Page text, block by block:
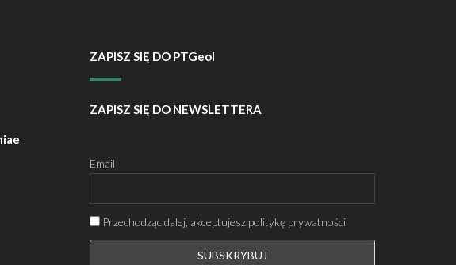
ZAPISZ SIĘ DO PTGeol
ZAPISZ SIĘ DO NEWSLETTERA
Email
Przechodząc dalej, akceptujesz politykę prywatności